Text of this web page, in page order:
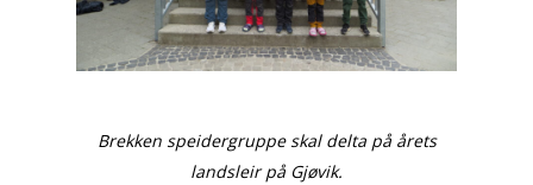
Brekken speidergruppe skal delta på årets
landsleir på Gjøvik.